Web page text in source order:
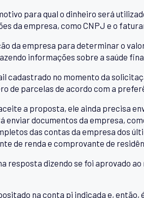
para qual o dinheiro será
da empresa, como CNPJ e o
da empresa para determinar o
informações sobre a saúde
cadastrado no momento da
de parcelas de acordo com a
a proposta, ele ainda precisa
enviar documentos da empresa,
das contas da empresa dos
de renda e comprovante de
resposta dizendo se foi aprovado
na conta pj indicada e,